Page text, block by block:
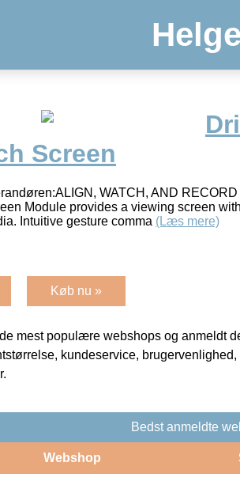
Screen
WATCH, AND
Module provides a viewing screen
Intuitive gesture comma (Læs mere)
Køb nu »
mest populære webshops og anmeldt
kundeservice,
Bedst anmeldte
Webshop